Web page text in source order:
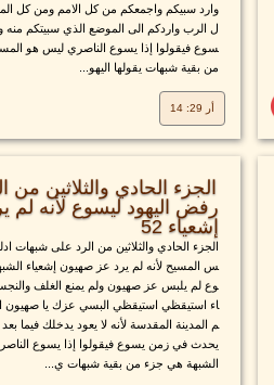
وارد سبيكم واجمعكم من كل الامم ومن كل
ل الرب واردكم الى الموضع الذي سبيتكم
سوع فيقولوا إذا يسوع الناصري ليس هو
من بقية شبهات يقولها اليهو...
أر 29: 14
الجزء الحادي والثلاثين من
رفض اليهود ليسوع لأنه لم
إشعياء 52
الجزء الحادي والثلاثين من الرد على شبهات
س المسيح لأنه لم يرد عز صهيون إشعياء
وع لم يلبس عز صهيون ولم يمنع الغلف
اء استيقظي استيقظي البسي عزك يا صهيون
م المدينة المقدسة لأنه لا يعود يدخلك فيما
يحدث في زمن يسوع فيقولوا إذا يسوع
الشبهة هي جزء من بقية شبهات ي...